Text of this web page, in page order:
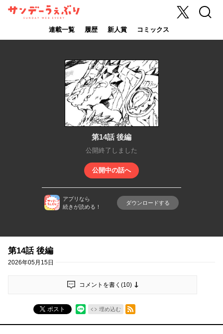
サンデーうぇ
連載一覧 履歴 新人賞 コミックス
X 検索
第14話 後編
公開終了しました
公開中の話へ
アプリなら
続きが読める！
ダウンロードする
第14話 後編
2026年05月15日
コメントを書く(10)
ポスト 埋め込む
RSSフィード